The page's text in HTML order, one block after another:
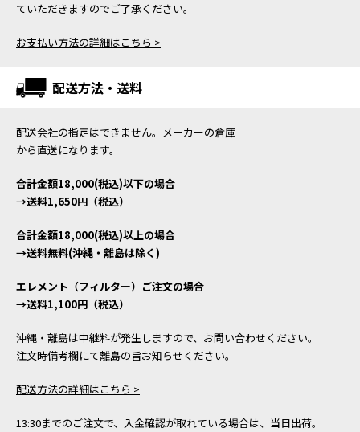
ていただきますのでご了承ください。
お支払い方法の詳細はこちら >
配送方法・送料
配送会社の指定はできません。メーカーの倉庫
から直送になります。
合計金額18,000(税込)以下の場合
→送料1,650円（税込）
合計金額18,000(税込)以上の場合
→送料無料(沖縄・離島は除く)
エレメント（フィルター）ご注文の場合
→送料1,100円（税込）
沖縄・離島は中継料が発生しますので、お問い合わせください。
注文時備考欄にて離島の旨お知らせください。
配送方法の詳細はこちら >
13:30までのご注文で、入金確認が取れている場合は、当日出荷。